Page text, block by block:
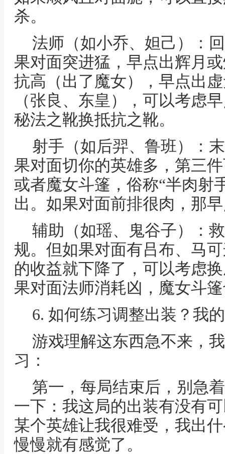
杀。
法师（如小乔、妲己）：
果对面突进猛，早点出辉月
抗高（出了魔女），早点出
（张良、东皇），可以考虑
秘法之靴换抵抗之靴。
射手（如后羿、鲁班）：
果对面切你的英雄多，第三
或者魔女斗篷，俗称“半肉射
出。如果对面前排很肉，那
辅助（如瑶、鬼谷子）：
规。但如果对面有吕布、马
的收益就下降了，可以考虑
果对面法师消耗凶，魔女斗
6. 如何练习调整出装？我
游戏理解这东西急不来，
习：
第一，每局结束后，别急
一下：我这局的出装有没有
某个英雄让我很难受，我出
慢慢就有感觉了。